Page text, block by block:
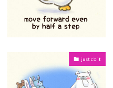
just do it